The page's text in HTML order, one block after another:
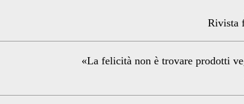
Rivista
«La felicità non è trovare prodotti